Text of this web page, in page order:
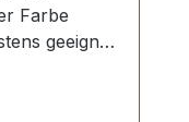
Farbe
geeignet